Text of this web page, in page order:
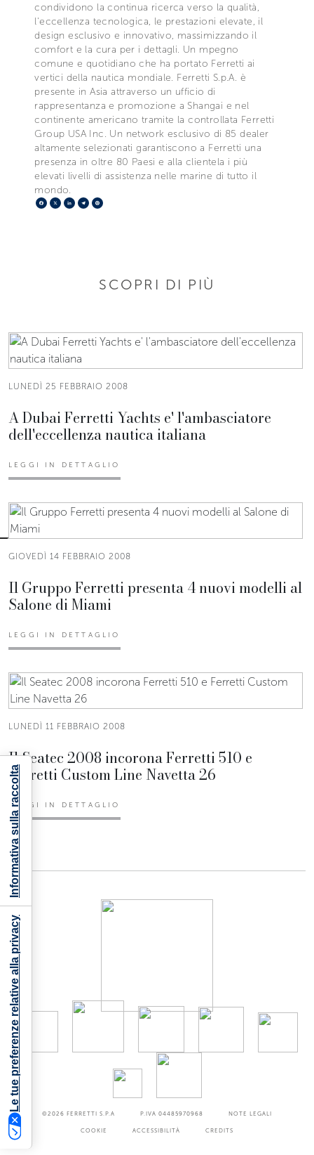
condividono la continua ricerca verso la qualità,
l'eccellenza tecnologica, le prestazioni elevate, il
design esclusivo e innovativo, massimizzando il
comfort e la cura per i dettagli. Un mpegno
comune e quotidiano che ha portato Ferretti ai
vertici della nautica mondiale. Ferretti S.p.A. è
presente in Asia attraverso un ufficio di
rappresentanza e promozione a Shangai e nel
continente americano tramite la controllata Ferretti
Group USA Inc. Un network esclusivo di 85 dealer
altamente selezionati garantiscono a Ferretti una
presenza in oltre 80 Paesi e alla clientela i più
elevati livelli di assistenza nelle marine di tutto il
mondo.
Facebook
X LinkedIn
Telegram
SCOPRI DI PIÙ
LUNEDÌ 25 FEBBRAIO 2008
A Dubai Ferretti Yachts e' l'ambasciatore
dell'eccellenza nautica italiana
LEGGI IN DETTAGLIO
GIOVEDÌ 14 FEBBRAIO 2008
Il Gruppo Ferretti presenta 4 nuovi modelli al
Salone di Miami
LEGGI IN DETTAGLIO
LUNEDÌ 11 FEBBRAIO 2008
Il Seatec 2008 incorona Ferretti 510 e
Ferretti Custom Line Navetta 26
LEGGI IN DETTAGLIO
©2026 FERRETTI S.P.A P.IVA 04485970968 NOTE LEGALI
COOKIE ACCESSIBILITÀ CREDITS
Le tue preferenze relative alla privacy
Informativa sulla raccolta